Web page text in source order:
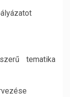
tematika